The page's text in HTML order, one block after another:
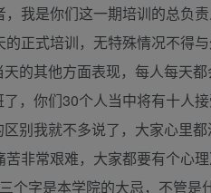
我是你们这一期培训的总负
正式培训，无特殊情况不得
的其他方面表现，每人每天
，你们30个人当中将有十人
别我就不多说了，大家心里
非常艰难，大家都要有个心
个字是本学院的大忌，不管